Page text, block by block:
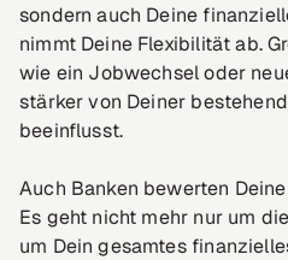
sondern auch Deine
nimmt Deine Flexibilität ab.
wie ein Jobwechsel oder
stärker von Deiner
beeinflusst.
Auch Banken bewerten
Es geht nicht mehr nur um
um Dein gesamtes